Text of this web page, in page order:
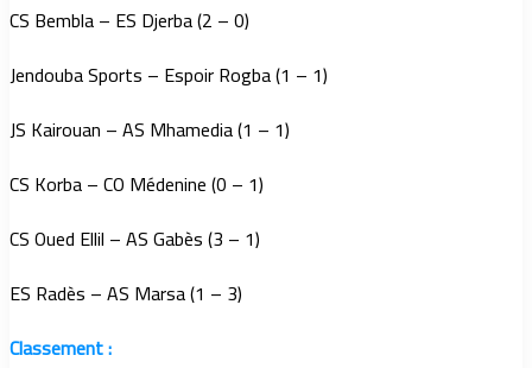
CS Bembla – ES Djerba (2 – 0)
Jendouba Sports – Espoir Rogba (1 – 1)
JS Kairouan – AS Mhamedia (1 – 1)
CS Korba – CO Médenine (0 – 1)
CS Oued Ellil – AS Gabès (3 – 1)
ES Radès – AS Marsa (1 – 3)
Classement :